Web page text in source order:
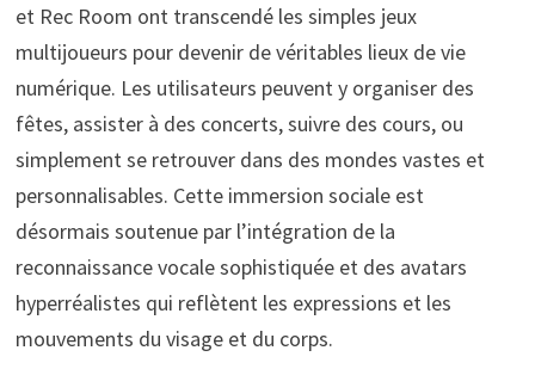
et Rec Room ont transcendé les simples jeux
multijoueurs pour devenir de véritables lieux de vie
numérique. Les utilisateurs peuvent y organiser des
fêtes, assister à des concerts, suivre des cours, ou
simplement se retrouver dans des mondes vastes et
personnalisables. Cette immersion sociale est
désormais soutenue par l’intégration de la
reconnaissance vocale sophistiquée et des avatars
hyperréalistes qui reflètent les expressions et les
mouvements du visage et du corps.